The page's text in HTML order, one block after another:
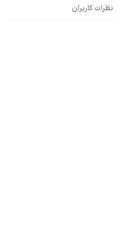
نظرات کاربران